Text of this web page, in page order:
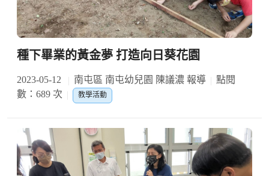
種下畢業的黃金夢 打造向日葵花園
2023-05-12 南屯區 南屯幼兒園 陳議濃 報導
點閱
數：689 次
教學活動